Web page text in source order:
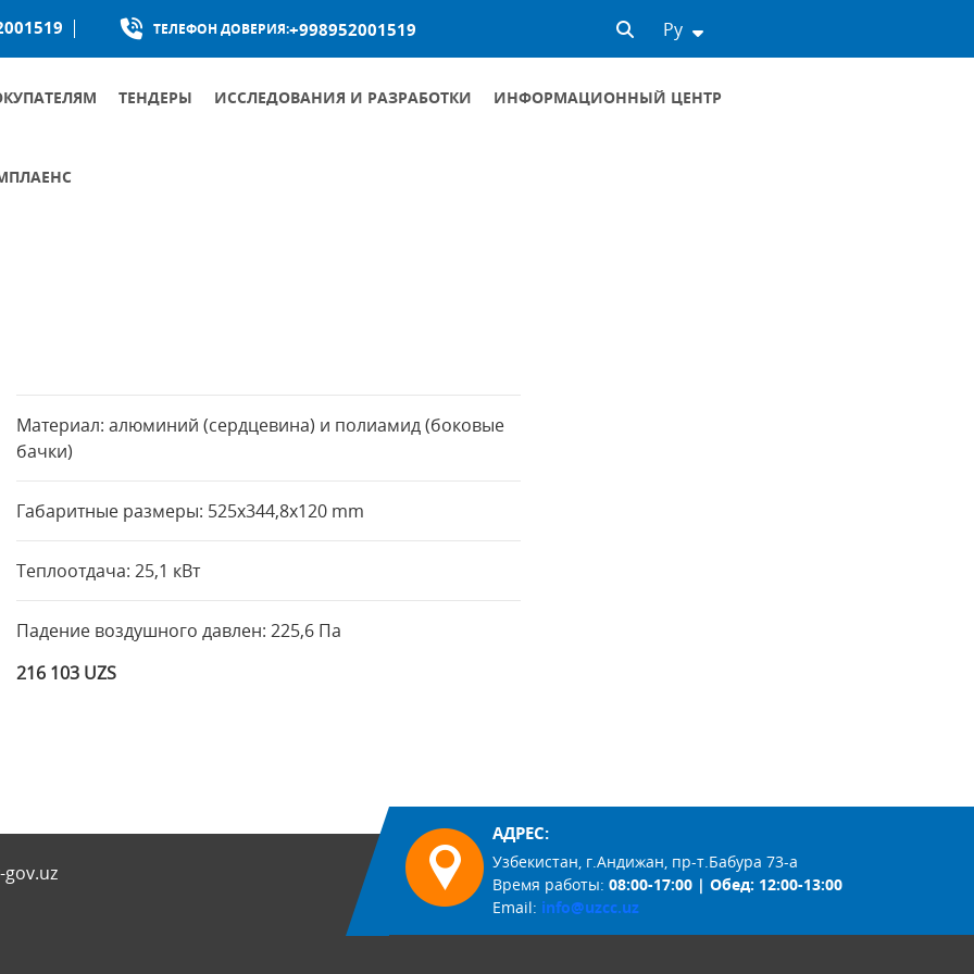
ТЕЛЕФОН ДОВЕРИЯ:+998952001519 Ру
ТЕНДЕРЫ ИССЛЕДОВАНИЯ И РАЗРАБОТКИ ИНФОРМАЦИОННЫЙ ЦЕНТР
Материал: алюминий (сердцевина) и полиамид (боковые
бачки)
Габаритные размеры: 525x344,8x120 mm
Теплоотдача: 25,1 кВт
Падение воздушного давлен: 225,6 Па
216 103 UZS
gov.uz
АДРЕС:
Узбекистан, г.Андижан, пр-т.Бабура 73-а
Время работы:08:00-17:00 | Обед: 12:00-13:00
Email: info@uzcc.uz